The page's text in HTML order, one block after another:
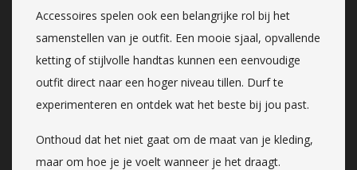
Accessoires spelen ook een belangrijke rol bij het
samenstellen van je outfit. Een mooie sjaal, opvallende
ketting of stijlvolle handtas kunnen een eenvoudige
outfit direct naar een hoger niveau tillen. Durf te
experimenteren en ontdek wat het beste bij jou past.
Onthoud dat het niet gaat om de maat van je kleding,
maar om hoe je je voelt wanneer je het draagt.